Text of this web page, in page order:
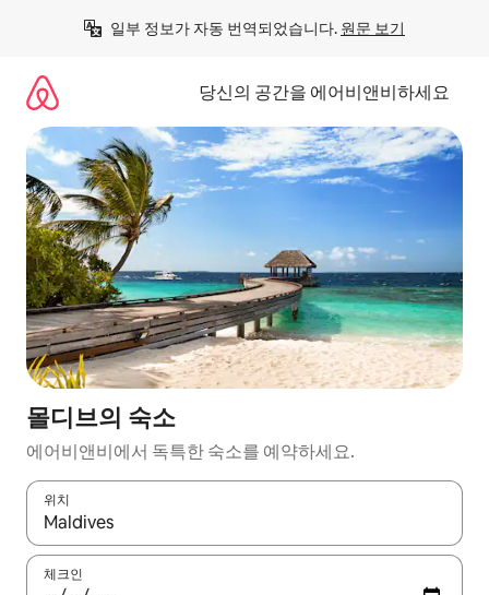
일부 정보가 자동 번역되었습니다. 원문 보기
당신의 공간을 에어비앤비하세요
몰디브의 숙소
에어비앤비에서 독특한 숙소를 예약하세요.
위치
결과가 나오면 위·아래 화살표 키를 사용하거나 터치 또는 스와이
체크인